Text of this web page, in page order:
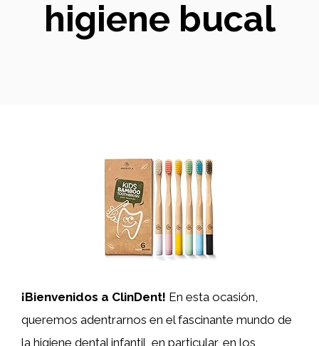
higiene bucal
¡Bienvenidos a ClinDent! En esta ocasión,
queremos adentrarnos en el fascinante mundo de
la higiene dental infantil, en particular, en los